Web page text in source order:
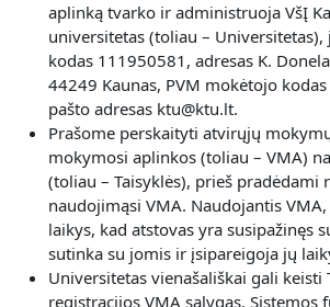
aplinką tvarko ir administruoja VšĮ
universitetas (toliau –
kodas 111950581, adresas K.
44249 Kaunas, PVM mokėtojo
pašto adresas ktu@ktu.lt.
Prašome perskaityti atvirųjų
mokymosi aplinkos (toliau – VMA)
(toliau – Taisyklės), prieš pradėdami
naudojimąsi VMA. Naudojantis
laikys, kad atstovas yra susipažinęs
sutinka su jomis ir įsipareigoja jų
Universitetas vienašališkai gali keisti
registracijos VMA sąlygas, Sistemos